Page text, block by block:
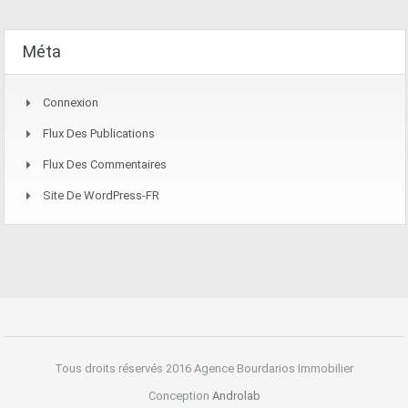
Méta
Connexion
Flux Des Publications
Flux Des Commentaires
Site De WordPress-FR
Tous droits réservés 2016 Agence Bourdarios Immobilier
Conception Androlab